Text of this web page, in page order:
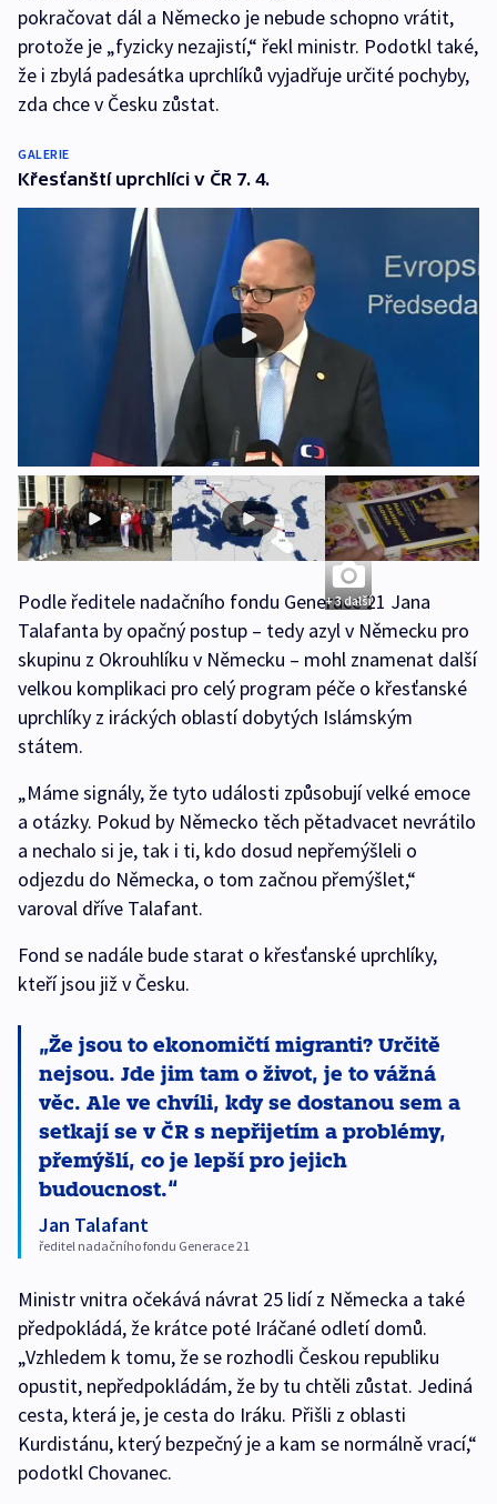
pokračovat dál a Německo je nebude schopno vrátit,
protože je „fyzicky nezajistí,“ řekl ministr. Podotkl také,
že i zbylá padesátka uprchlíků vyjadřuje určité pochyby,
zda chce v Česku zůstat.
GALERIE
Křesťanští uprchlíci v ČR 7. 4.
+ 3 další
Podle ředitele nadačního fondu Generace 21 Jana
Talafanta by opačný postup – tedy azyl v Německu pro
skupinu z Okrouhlíku v Německu – mohl znamenat další
velkou komplikaci pro celý program péče o křesťanské
uprchlíky z iráckých oblastí dobytých Islámským
státem.
„Máme signály, že tyto události způsobují velké emoce
a otázky. Pokud by Německo těch pětadvacet nevrátilo
a nechalo si je, tak i ti, kdo dosud nepřemýšleli o
odjezdu do Německa, o tom začnou přemýšlet,“
varoval dříve Talafant.
Fond se nadále bude starat o křesťanské uprchlíky,
kteří jsou již v Česku.
Že jsou to ekonomičtí migranti? Určitě
nejsou. Jde jim tam o život, je to vážná
věc. Ale ve chvíli, kdy se dostanou sem a
setkají se v ČR s nepřijetím a problémy,
přemýšlí, co je lepší pro jejich
budoucnost.
Jan Talafant
ředitel nadačního fondu Generace 21
Ministr vnitra očekává návrat 25 lidí z Německa a také
předpokládá, že krátce poté Iráčané odletí domů.
„Vzhledem k tomu, že se rozhodli Českou republiku
opustit, nepředpokládám, že by tu chtěli zůstat. Jediná
cesta, která je, je cesta do Iráku. Přišli z oblasti
Kurdistánu, který bezpečný je a kam se normálně vrací,“
podotkl Chovanec.